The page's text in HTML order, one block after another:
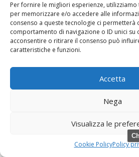
Per fornire le migliori esperienze,
per memorizzare e/o accedere alle
consenso a queste tecnologie ci
comportamento di navigazione o ID unici su
acconsentire o ritirare il consenso può
caratteristiche e funzioni.
Accetta
Nega
Visualizza le
Cookie PolicyPolicy
Casale Monferrato